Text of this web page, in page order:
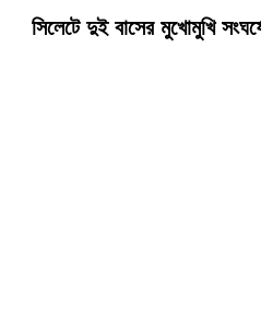
সিলেটে দুই বাসের মুখোমুখি